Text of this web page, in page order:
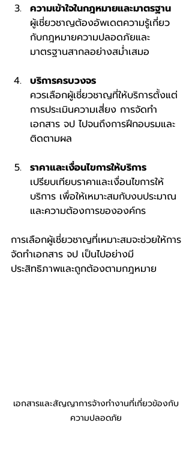
ความเข้าใจในกฎหมายและมาตรฐาน
ผู้เชี่ยวชาญต้องอัพเดตความรู้เกี่ยว
กับกฎหมายความปลอดภัยและ
มาตรฐานสากลอย่างสม่ำเสมอ
บริการครบวงจร
ควรเลือกผู้เชี่ยวชาญที่ให้บริการตั้งแต่
การประเมินความเสี่ยง การจัดทำ
เอกสาร จป ไปจนถึงการฝึกอบรมและ
ติดตามผล
ราคาและเงื่อนไขการให้บริการ
เปรียบเทียบราคาและเงื่อนไขการให้
บริการ เพื่อให้เหมาะสมกับงบประมาณ
และความต้องการขององค์กร
การเลือกผู้เชี่ยวชาญที่เหมาะสมจะช่วยให้การ
จัดทำเอกสาร จป เป็นไปอย่างมี
ประสิทธิภาพและถูกต้องตามกฎหมาย
เอกสารและสัญญาการจ้างทำงานที่เกี่ยวข้องกับ
ความปลอดภัย